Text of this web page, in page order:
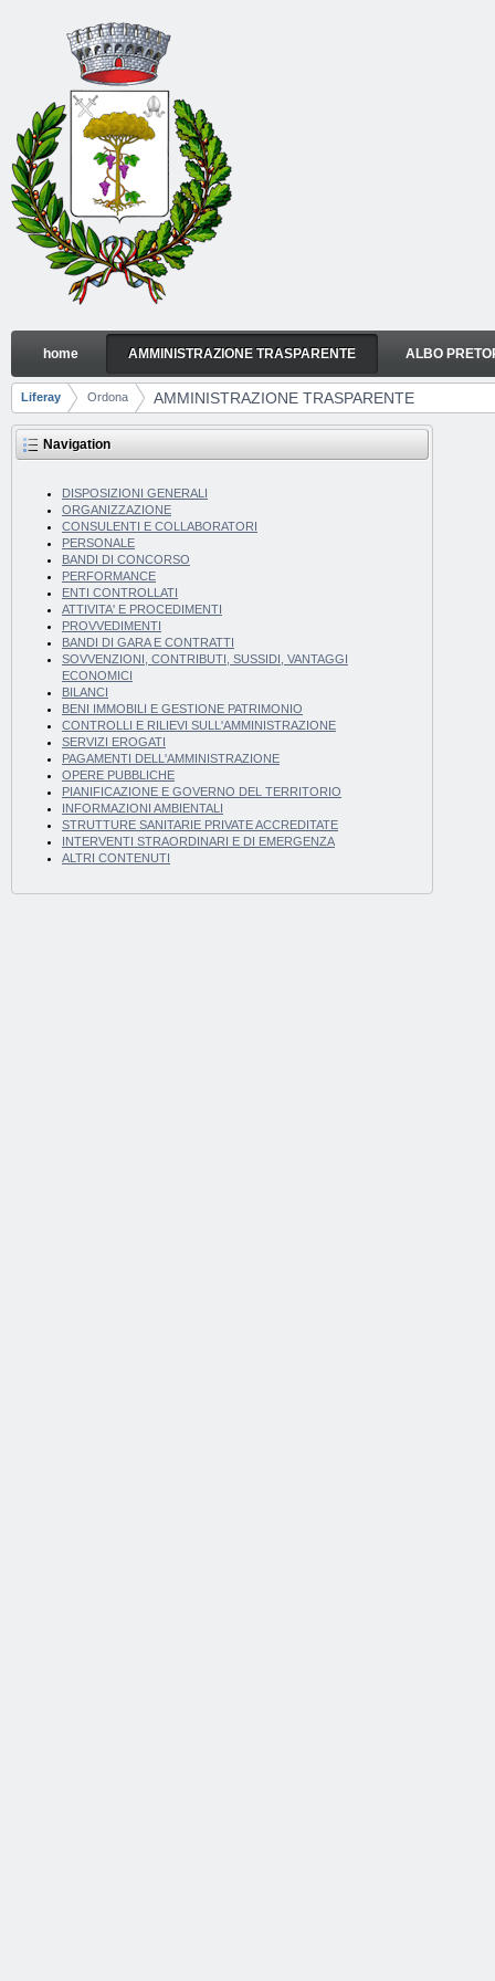
Skip to Content
AMMINISTRAZIONE TRASPARENTE
Navigation
home AMMINISTRAZIONE TRASPARENTE ALBO
Breadcrumbs
Liferay Ordona AMMINISTRAZIONE TRASPARENTE
Navigation
DISPOSIZIONI GENERALI
ORGANIZZAZIONE
CONSULENTI E COLLABORATORI
PERSONALE
BANDI DI CONCORSO
PERFORMANCE
ENTI CONTROLLATI
ATTIVITA' E PROCEDIMENTI
PROVVEDIMENTI
BANDI DI GARA E CONTRATTI
SOVVENZIONI, CONTRIBUTI, SUSSIDI, VANTAGGI
ECONOMICI
BILANCI
BENI IMMOBILI E GESTIONE PATRIMONIO
CONTROLLI E RILIEVI SULL'AMMINISTRAZIONE
SERVIZI EROGATI
PAGAMENTI DELL'AMMINISTRAZIONE
OPERE PUBBLICHE
PIANIFICAZIONE E GOVERNO DEL TERRITORIO
INFORMAZIONI AMBIENTALI
STRUTTURE SANITARIE PRIVATE ACCREDITATE
INTERVENTI STRAORDINARI E DI EMERGENZA
ALTRI CONTENUTI